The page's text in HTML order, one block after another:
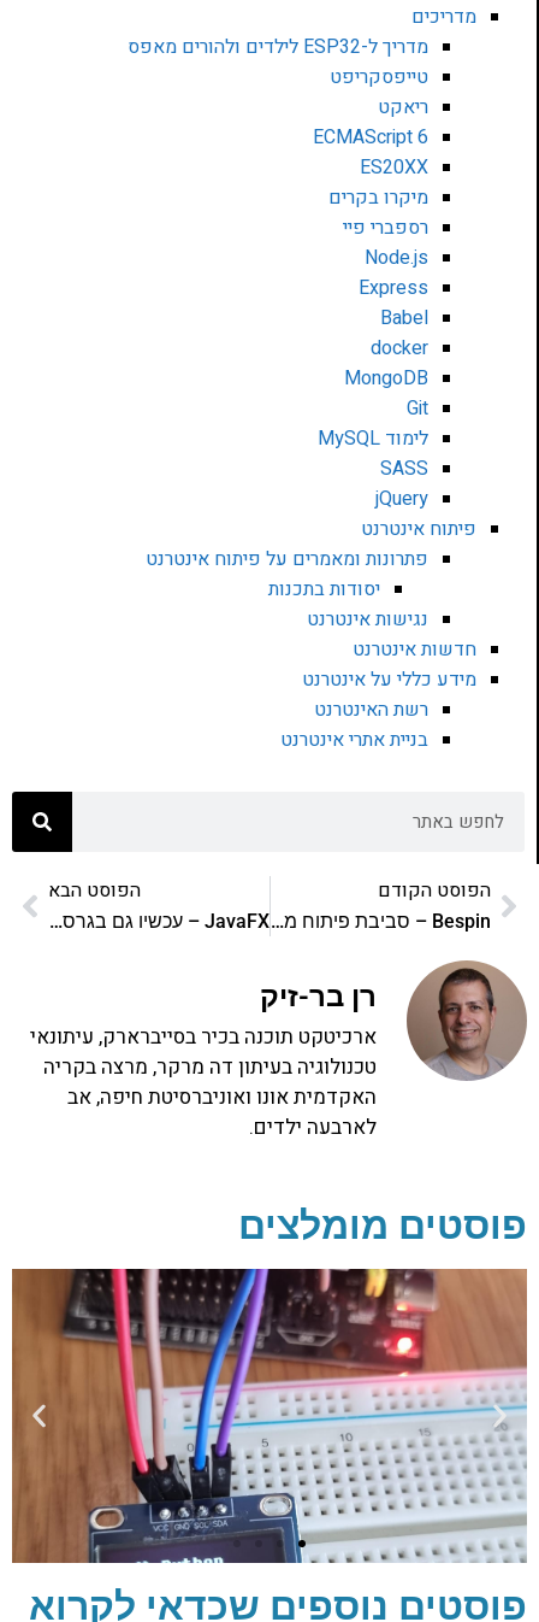
מדריכים
מדריך ל-ESP32 לילדים ולהורים מאפס
טייפסקריפט
ריאקט
ECMAScript 6
ES20XX
מיקרו בקרים
רספברי פיי
Node.js
Express
Babel
docker
MongoDB
Git
לימוד MySQL
SASS
jQuery
פיתוח אינטרנט
פתרונות ומאמרים על פיתוח אינטרנט
יסודות בתכנות
נגישות אינטרנט
חדשות אינטרנט
מידע כללי על אינטרנט
רשת האינטרנט
בניית אתרי אינטרנט
הפוסט הקודם
Bespin – סביבת פיתוח מקוונת ל-HTML
הפוסט הבא
JavaFX – עכשיו גם בגרסת Mobile ובקרוב גרסה לטלוויזיה
רן בר-זיק
ארכיטקט תוכנה בכיר בסייברארק, עיתונאי
טכנולוגיה בעיתון דה מרקר, מרצה בקריה
האקדמית אונו ואוניברסיטת חיפה, אב
לארבעה ילדים.
פוסטים מומלצים
פוסטים נוספים שכדאי לקרוא